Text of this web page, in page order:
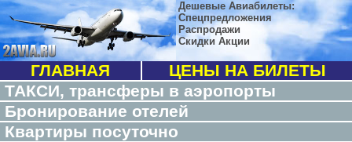
Дешевые Авиабилеты:
Спецпредложения
Распродажи
Скидки Акции
ГЛАВНАЯ
ЦЕНЫ НА БИЛЕТЫ
ТАКСИ, трансферы в аэропорты
Бронирование отелей
Квартиры посуточно